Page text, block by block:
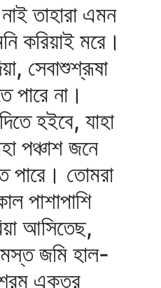
তাহারা এমন
করিয়াই মরে।
সেবাশুশ্রূষা
পারে না।
হইবে, যাহা
পঞ্চাশ জনে
পারে। তোমরা
পাশাপাশি
আসিতেছ,
জমি হাল-
একত্র